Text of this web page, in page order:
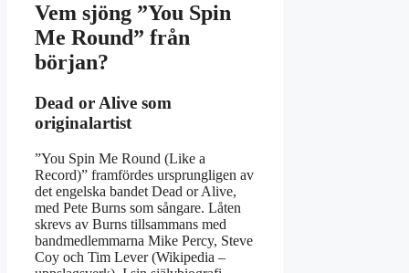
Vem sjöng ”You Spin
Me Round” från
början?
Dead or Alive som
originalartist
”You Spin Me Round (Like a
Record)” framfördes ursprungligen av
det engelska bandet Dead or Alive,
med Pete Burns som sångare. Låten
skrevs av Burns tillsammans med
bandmedlemmarna Mike Percy, Steve
Coy och Tim Lever (Wikipedia –